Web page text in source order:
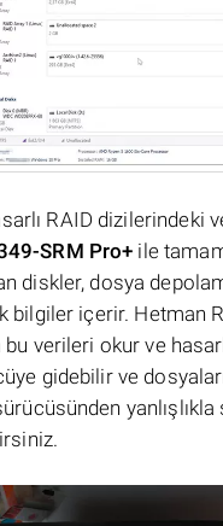
RAID dizilerindeki
SRM Pro+ ile
diskler, dosya
bilgiler içerir. Hetman
bu verileri okur ve
gidebilir ve